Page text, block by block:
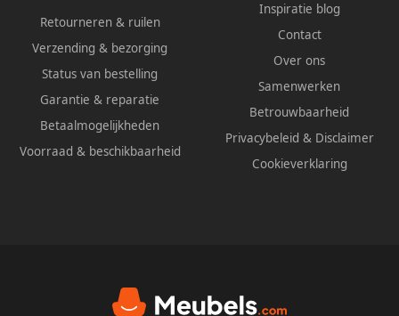
Retourneren & ruilen
Verzending & bezorging
Status van bestelling
Garantie & reparatie
Betaalmogelijkheden
Voorraad & beschikbaarheid
Inspiratie blog
Contact
Over ons
Samenwerken
Betrouwbaarheid
Privacybeleid & Disclaimer
Cookieverklaring